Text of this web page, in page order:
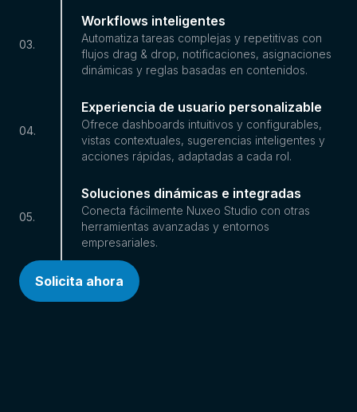
03.
Workflows inteligentes
Automatiza tareas complejas y repetitivas con
flujos drag & drop, notificaciones, asignaciones
dinámicas y reglas basadas en contenidos.
04.
Experiencia de usuario personalizable
Ofrece dashboards intuitivos y configurables,
vistas contextuales, sugerencias inteligentes y
acciones rápidas, adaptadas a cada rol.
05.
Soluciones dinámicas e integradas
Conecta fácilmente Nuxeo Studio con otras
herramientas avanzadas y entornos
empresariales.
Solicita ahora